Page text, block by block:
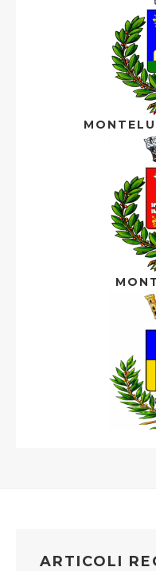
ARTICOLI